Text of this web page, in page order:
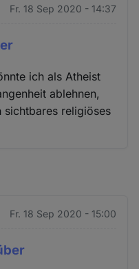
Fr. 18 Sep 2020 - 14:37
ich als Atheist
ablehnen,
sichtbares religiöses
Fr. 18 Sep 2020 - 15:00